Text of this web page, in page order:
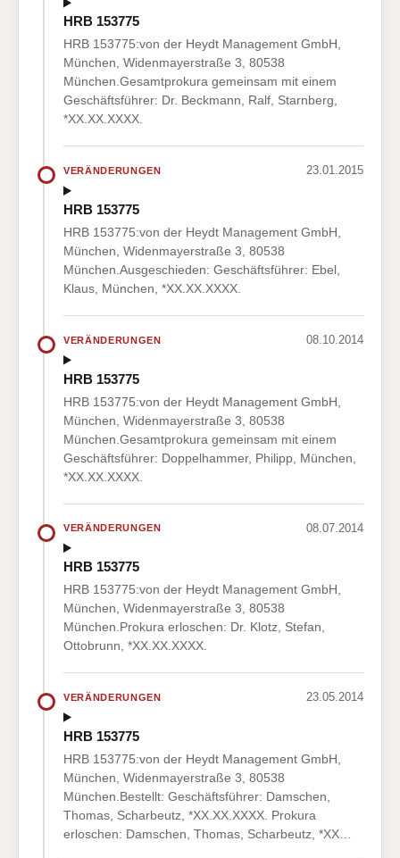
HRB 153775
HRB 153775:von der Heydt Management GmbH,
München, Widenmayerstraße 3, 80538
München.Gesamtprokura gemeinsam mit einem
Geschäftsführer: Dr. Beckmann, Ralf, Starnberg,
*XX.XX.XXXX.
VERÄNDERUNGEN 23.01.2015
HRB 153775
HRB 153775:von der Heydt Management GmbH,
München, Widenmayerstraße 3, 80538
München.Ausgeschieden: Geschäftsführer: Ebel,
Klaus, München, *XX.XX.XXXX.
VERÄNDERUNGEN 08.10.2014
HRB 153775
HRB 153775:von der Heydt Management GmbH,
München, Widenmayerstraße 3, 80538
München.Gesamtprokura gemeinsam mit einem
Geschäftsführer: Doppelhammer, Philipp, München,
*XX.XX.XXXX.
VERÄNDERUNGEN 08.07.2014
HRB 153775
HRB 153775:von der Heydt Management GmbH,
München, Widenmayerstraße 3, 80538
München.Prokura erloschen: Dr. Klotz, Stefan,
Ottobrunn, *XX.XX.XXXX.
VERÄNDERUNGEN 23.05.2014
HRB 153775
HRB 153775:von der Heydt Management GmbH,
München, Widenmayerstraße 3, 80538
München.Bestellt: Geschäftsführer: Damschen,
Thomas, Scharbeutz, *XX.XX.XXXX. Prokura
erloschen: Damschen, Thomas, Scharbeutz, *XX…